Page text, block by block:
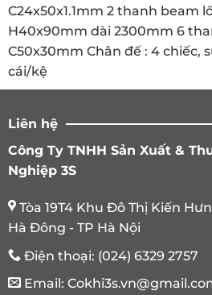
Ứng dụng khi vận hành
Tiện lợi khi để hàng hoá
C24x50x1.1mm 2 thanh beam
H40x90mm dài 2300mm 6
C50x30mm Chân đế : 4 chiếc,
cái/kệ
Liên hệ
Công Ty TNHH Sản Xuất &
Nghiệp 3S
Tòa 19T4 Khu Đô Thị Kiến
Hà Đông - TP Hà Nội
Điện thoại: (024) 6329 2757
Email: